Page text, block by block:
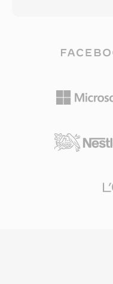
format ini sangat
atau MATLAB
yang bertahan
letak byte
ambiguitas
menginginkan
integer 8-bit
point, dengan
yang
ukuran asli,
source dirilis di